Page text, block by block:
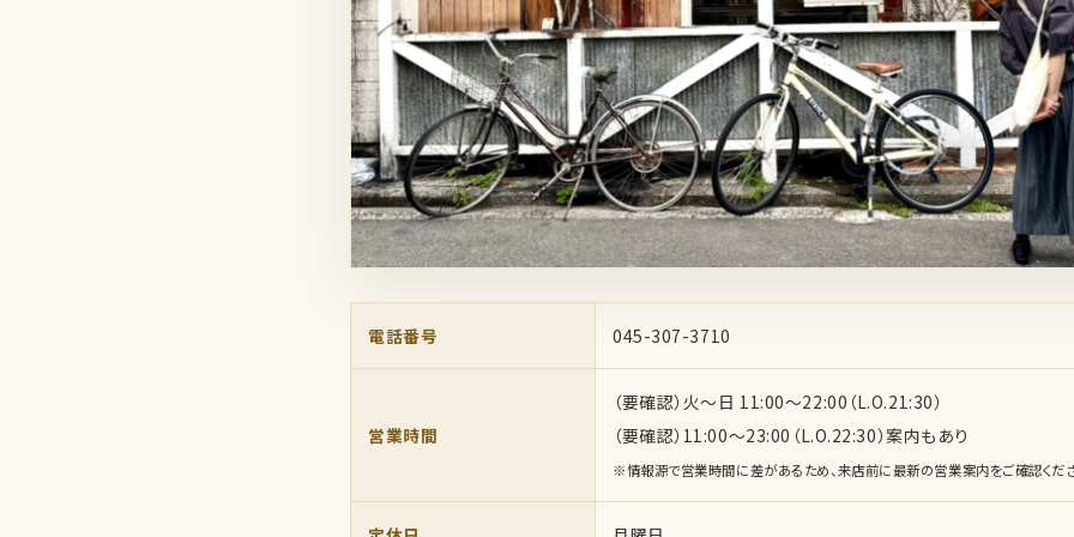
電話番号 045-307-3710
営業時間
（要確認）火〜日 11:00〜22:00（L.O.21:30）
（要確認）11:00〜23:00（L.O.22:30）案内もあり
※情報源で営業時間に差があるため、来店前に最新の営業案内をご確認くだ